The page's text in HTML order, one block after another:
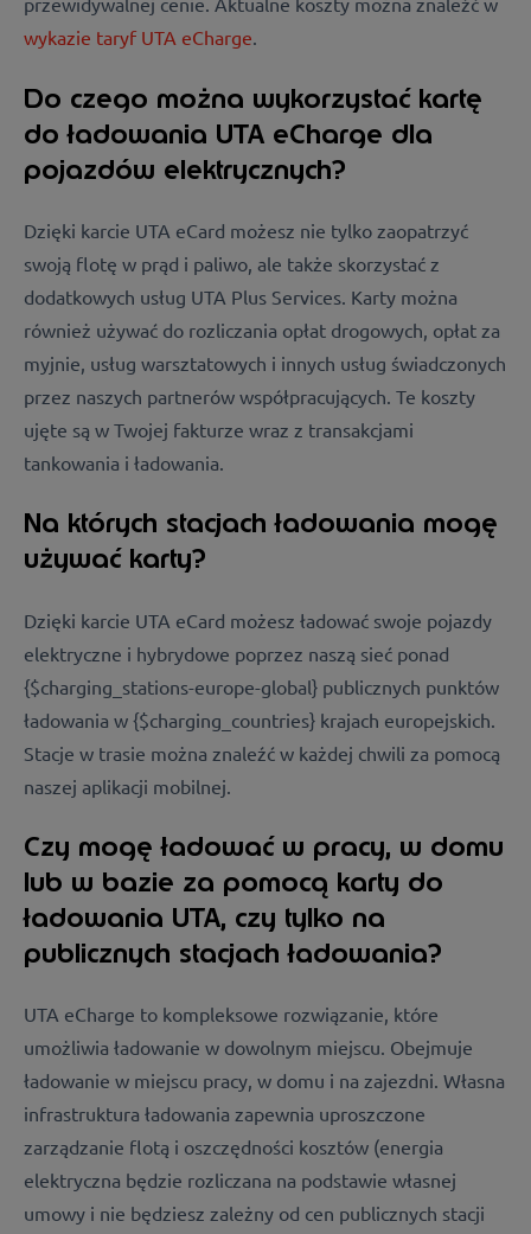
wykazie taryf UTA eCharge.
Do czego można wykorzystać kartę
do ładowania UTA eCharge dla
pojazdów elektrycznych?
Dzięki karcie UTA eCard możesz nie tylko zaopatrzyć
swoją flotę w prąd i paliwo, ale także skorzystać z
dodatkowych usług UTA Plus Services. Karty można
również używać do rozliczania opłat drogowych, opłat za
myjnie, usług warsztatowych i innych usług świadczonych
przez naszych partnerów współpracujących. Te koszty
ujęte są w Twojej fakturze wraz z transakcjami
tankowania i ładowania.
Na których stacjach ładowania mogę
używać karty?
Dzięki karcie UTA eCard możesz ładować swoje pojazdy
elektryczne i hybrydowe poprzez naszą sieć ponad
{$charging_stations-europe-global} publicznych punktów
ładowania w {$charging_countries} krajach europejskich.
Stacje w trasie można znaleźć w każdej chwili za pomocą
naszej aplikacji mobilnej.
Czy mogę ładować w pracy, w domu
lub w bazie za pomocą karty do
ładowania UTA, czy tylko na
publicznych stacjach ładowania?
UTA eCharge to kompleksowe rozwiązanie, które
umożliwia ładowanie w dowolnym miejscu. Obejmuje
ładowanie w miejscu pracy, w domu i na zajezdni. Własna
infrastruktura ładowania zapewnia uproszczone
zarządzanie flotą i oszczędności kosztów (energia
elektryczna będzie rozliczana na podstawie własnej
umowy i nie będziesz zależny od cen publicznych stacji